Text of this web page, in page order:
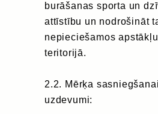
burāšanas sporta un
attīstību un nodrošināt
nepieciešamos
teritorijā.
2.2. Mērķa
uzdevumi: